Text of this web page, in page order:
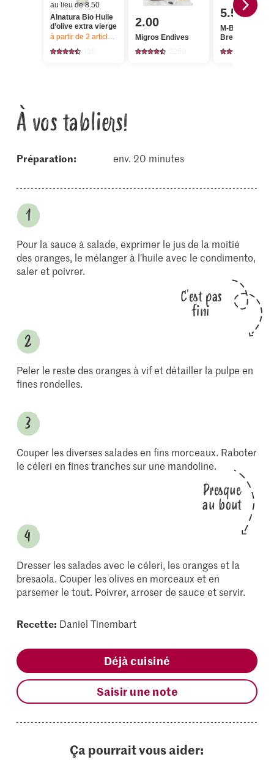
au lieu de 8.50
Alnatura Bio Huile
d’olive extra vierge
à partir de 2 articles, Offre valable du 6.8 au 12.8.2026, jusqu’à
2.00
Migros Endives
5.50
M-Budget
Bresaola
À vos tabliers!
Préparation: env. 20 minutes
Pour la sauce à salade, exprimer le jus de la moitié
des oranges, le mélanger à l'huile avec le condimento,
saler et poivrer.
C'est pas
fini
Peler le reste des oranges à vif et détailler la pulpe en
fines rondelles.
Couper les diverses salades en fins morceaux. Raboter
le céleri en fines tranches sur une mandoline.
Presque
au bout
Dresser les salades avec le céleri, les oranges et la
bresaola. Couper les olives en morceaux et en
parsemer le tout. Poivrer, arroser de sauce et servir.
Recette: Daniel Tinembart
Déjà cuisiné
Saisir une note
Ça pourrait vous aider: